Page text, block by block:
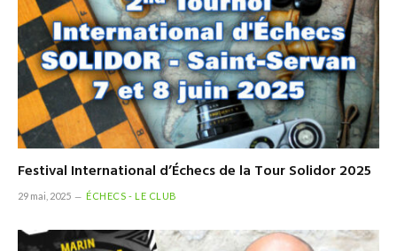
Festival International d’Échecs de la Tour Solidor 2025
29 mai, 2025 ÉCHECS - LE CLUB